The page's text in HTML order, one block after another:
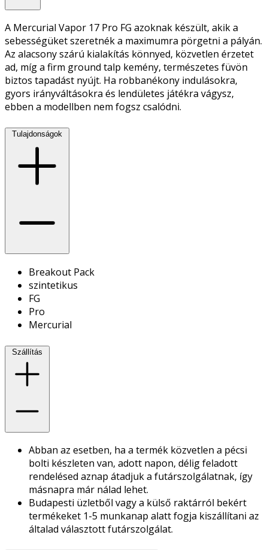
A Mercurial Vapor 17 Pro FG azoknak készült, akik a
sebességüket szeretnék a maximumra pörgetni a pályán.
Az alacsony szárú kialakítás könnyed, közvetlen érzetet
ad, míg a firm ground talp kemény, természetes füvön
biztos tapadást nyújt. Ha robbanékony indulásokra,
gyors irányváltásokra és lendületes játékra vágysz,
ebben a modellben nem fogsz csalódni.
Tulajdonságok
Breakout Pack
szintetikus
FG
Pro
Mercurial
Szállítás
Abban az esetben, ha a termék közvetlen a pécsi
bolti készleten van, adott napon, délig feladott
rendelésed aznap átadjuk a futárszolgálatnak, így
másnapra már nálad lehet.
Budapesti üzletből vagy a külső raktárról bekért
termékeket 1-5 munkanap alatt fogja kiszállítani az
általad választott futárszolgálat.